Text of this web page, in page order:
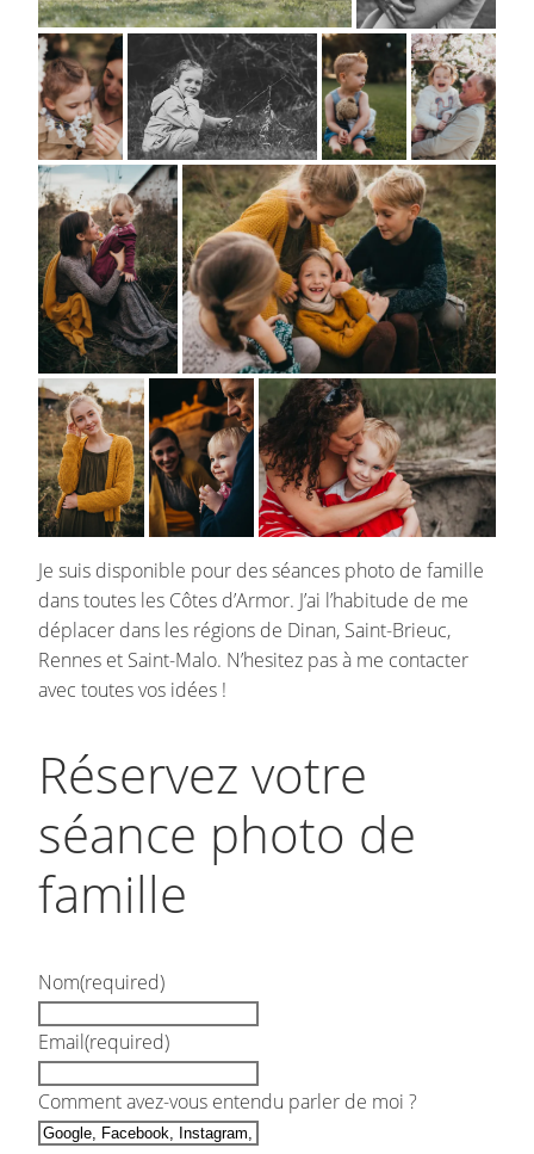
Je suis disponible pour des séances photo de famille
dans toutes les Côtes d’Armor. J’ai l’habitude de me
déplacer dans les régions de Dinan, Saint-Brieuc,
Rennes et Saint-Malo. N’hesitez pas à me contacter
avec toutes vos idées !
Réservez votre
séance photo de
famille
Nom(required)
Email (required)
Comment avez-vous entendu parler de moi ?